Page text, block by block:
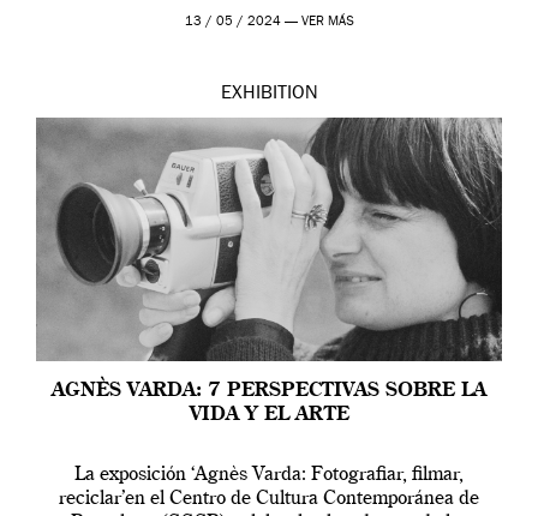
[…]
13 / 05 / 2024 — VER MÁS
EXHIBITION
AGNÈS VARDA: 7 PERSPECTIVAS SOBRE LA
VIDA Y EL ARTE
La exposición ‘Agnès Varda: Fotografiar, filmar,
reciclar’en el Centro de Cultura Contemporánea de